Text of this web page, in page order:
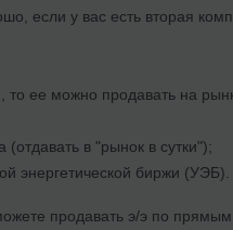
если у вас есть вторая
то ее можно продавать на
в "рынок в сутки");
энергетической биржи (УЭБ).
продавать э/э по